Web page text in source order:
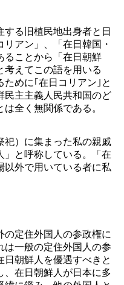
る旧植民地出身者と日
アン」、「在日韓国・
ることから「在日朝鮮
考えてこの語を用いる
ために｢在日コリアン｣と
民主主義人民共和国のど
全く無関係である。
）に集まった私の親戚
」と呼称している。「在
以外で用いている者に私
の定住外国人の参政権に
は一般の定住外国人の参
朝鮮人を優遇すべきと
、在日朝鮮人が日本に多